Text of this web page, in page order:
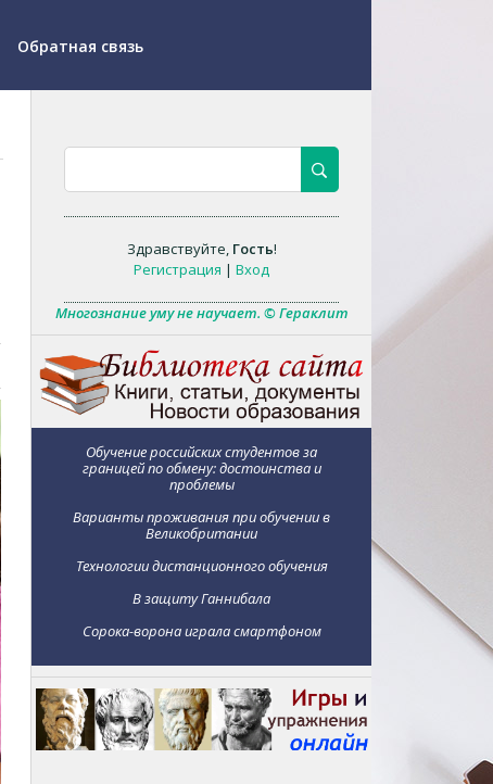
Обратная связь
Здравствуйте, Гость!
Регистрация |Вход
Многознание уму не научает. © Гераклит
Обучение российских студентов за
границей по обмену: достоинства и
проблемы
Варианты проживания при обучении в
Великобритании
Технологии дистанционного обучения
В защиту Ганнибала
Сорока-ворона играла смартфоном